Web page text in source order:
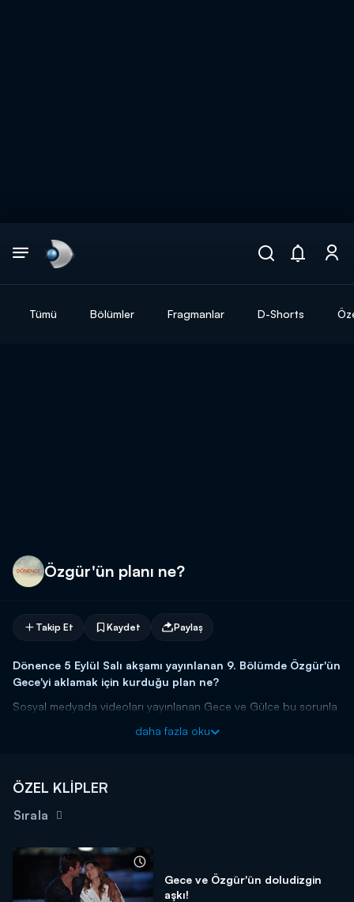
Tümü Bölümler Fragmanlar D-Shorts
Özgür'ün planı ne?
Takip Et Kaydet Paylaş
Dönence 5 Eylül Salı akşamı yayınlanan 9. Bölümde Özgür'ün
Gece'yi aklamak için kurduğu plan ne?
Sosyal medyada videoları yayınlanan Gece ve Gülce bu sorunla
gerçekleri ortaya çıkarmak adına adım atarlar. Fakat bu iş
Dönence yeni bölümleriyle çarşamba akşamı 20.00'de Kanal
D'de!
daha fazla oku
ÖZEL KLİPLER
Sırala
Gece ve Özgür'ün doludizgin
aşkı!